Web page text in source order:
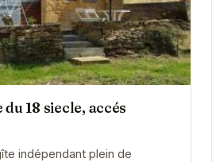
18 siecle, accés
indépendant plein de